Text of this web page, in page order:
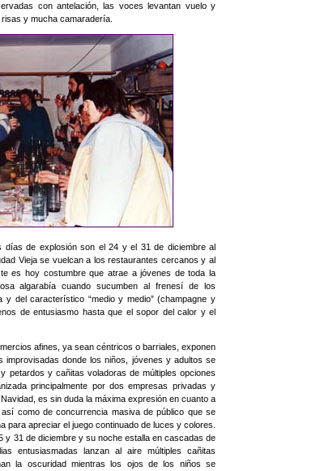
con antelación, las voces levantan vuelo y
y mucha camaradería.
de explosión son el 24 y el 31 de diciembre al
Vieja se vuelcan a los restaurantes cercanos y al
es hoy costumbre que atrae a jóvenes de toda la
algarabía cuando sucumben al frenesí de los
del característico “medio y medio” (champagne y
de entusiasmo hasta que el sopor del calor y el
afines, ya sean céntricos o barriales, exponen
donde los niños, jóvenes y adultos se
petardos y cañitas voladoras de múltiples opciones
principalmente por dos empresas privadas y
es sin duda la máxima expresión en cuanto a
como de concurrencia masiva de público que se
para apreciar el juego continuado de luces y colores.
y 31 de diciembre y su noche estalla en cascadas de
entusiasmadas lanzan al aire múltiples cañitas
la oscuridad mientras los ojos de los niños se